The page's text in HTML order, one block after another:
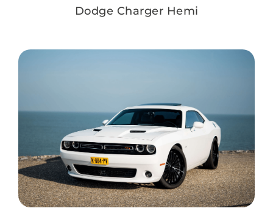
Dodge Charger Hemi